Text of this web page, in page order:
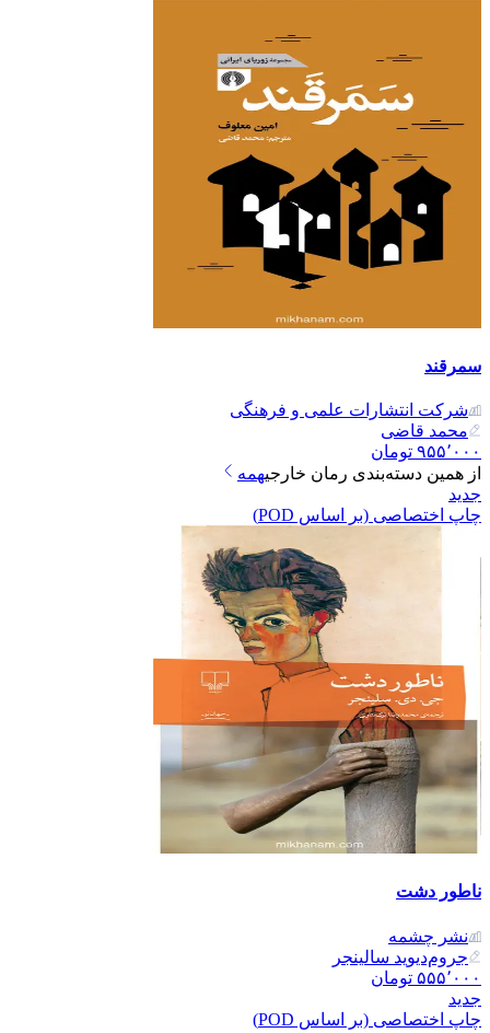
سمرقند
شرکت انتشارات علمی و فرهنگی
محمد قاضی
۹۵۵٬۰۰۰ تومان
از همین دسته‌بندی رمان خارجیهمه
جدید
چاپ اختصاصی (بر اساس POD)
ناطور دشت
نشر‌ چشمه
جروم‌دیوید سالینجر
۵۵۵٬۰۰۰ تومان
جدید
چاپ اختصاصی (بر اساس POD)